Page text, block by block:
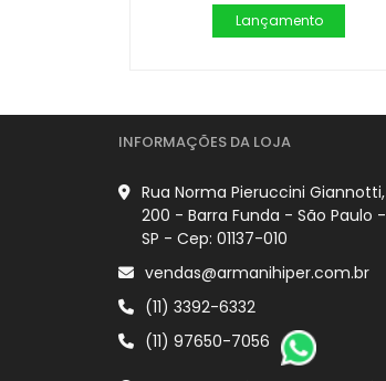
Lançamento
INFORMAÇÕES DA LOJA
Rua Norma Pieruccini Giannotti,
200 - Barra Funda - São Paulo -
SP - Cep: 01137-010
vendas@armanihiper.com.br
(11) 3392-6332
(11) 97650-7056